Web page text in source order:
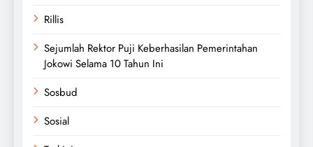
Rillis
Sejumlah Rektor Puji Keberhasilan Pemerintahan
Jokowi Selama 10 Tahun Ini
Sosbud
Sosial